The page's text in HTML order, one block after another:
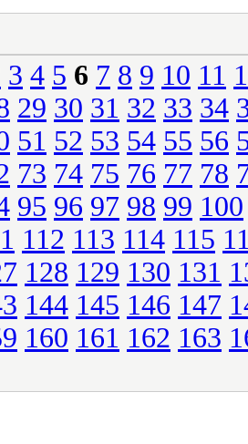
3 4 5 6 7 8 9 10 11
29 30 31 32 33 34
51 52 53 54 55 56
73 74 75 76 77 78
95 96 97 98 99 100
112 113 114 115
128 129 130 131
144 145 146 147
160 161 162 163